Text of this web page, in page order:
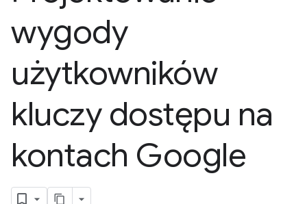
wygody
użytkowników
kluczy dostępu na
kontach Google